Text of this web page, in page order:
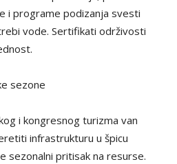
i programe podizanja svesti
vode. Sertifikati održivosti
sezone
i kongresnog turizma van
infrastrukturu u špicu
sezonalni pritisak na resurse.